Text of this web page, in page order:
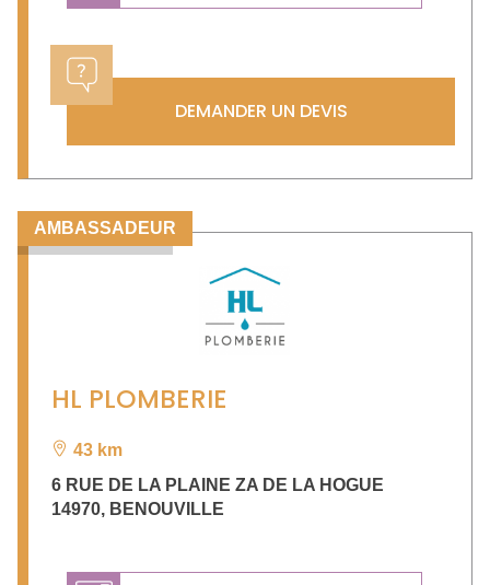
DEMANDER UN DEVIS
AMBASSADEUR
HL PLOMBERIE
43 km
6 RUE DE LA PLAINE ZA DE LA HOGUE
14970, BENOUVILLE